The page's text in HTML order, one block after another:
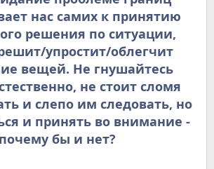
нас самих к принятию
решения по ситуации,
упростит/облегчит
вещей. Не гнушайтесь
не стоит сломя
и слепо им следовать, но
и принять во внимание -
почему бы и нет?